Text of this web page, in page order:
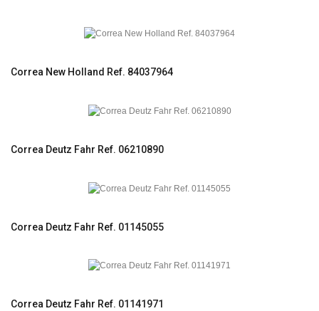
Correa New Holland Ref. 84037964
Correa Deutz Fahr Ref. 06210890
Correa Deutz Fahr Ref. 01145055
Correa Deutz Fahr Ref. 01141971